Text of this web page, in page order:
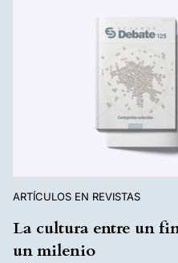
ARTÍCULOS EN REVISTAS
La cultura entre un
un milenio